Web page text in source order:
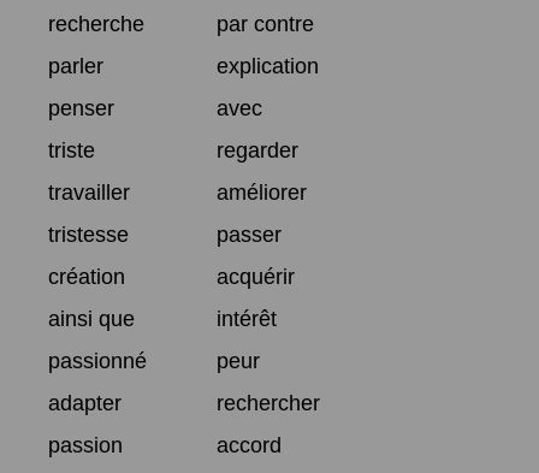
recherche
par contre
parler
explication
penser
avec
triste
regarder
travailler
améliorer
tristesse
passer
création
acquérir
ainsi que
intérêt
passionné
peur
adapter
rechercher
passion
accord